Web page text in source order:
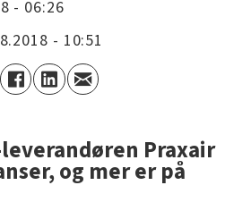
- 06:26
- 10:51
Praxair
og mer er på